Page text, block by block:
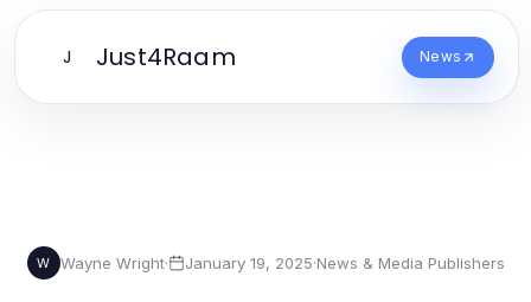
J Just4Raam News
W Wayne Wright· January 19, 2025·News & Media Publishers